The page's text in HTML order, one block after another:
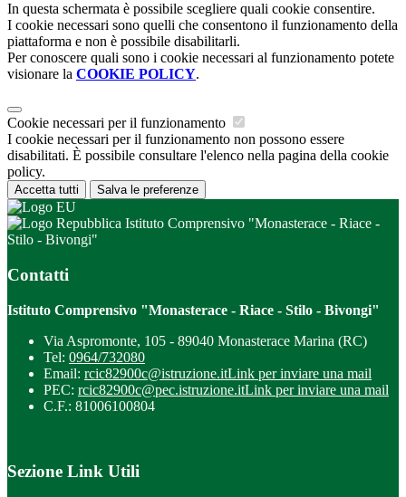
In questa schermata è possibile scegliere quali cookie consentire.
I cookie necessari sono quelli che consentono il funzionamento della
piattaforma e non è possibile disabilitarli.
Per conoscere quali sono i cookie necessari al funzionamento potete
visionare la COOKIE POLICY.
Cookie necessari per il funzionamento
I cookie necessari per il funzionamento non possono essere
disabilitati. È possibile consultare l'elenco nella pagina della cookie
policy.
Accetta tutti Salva le preferenze
Istituto Comprensivo "Monasterace - Riace -
Stilo - Bivongi"
Contatti
Istituto Comprensivo "Monasterace - Riace - Stilo - Bivongi"
Via Aspromonte, 105 - 89040 Monasterace Marina (RC)
Tel: 0964/732080
Email: rcic82900c@istruzione.itLink per inviare una mail
PEC: rcic82900c@pec.istruzione.itLink per inviare una mail
C.F.: 81006100804
Sezione Link Utili